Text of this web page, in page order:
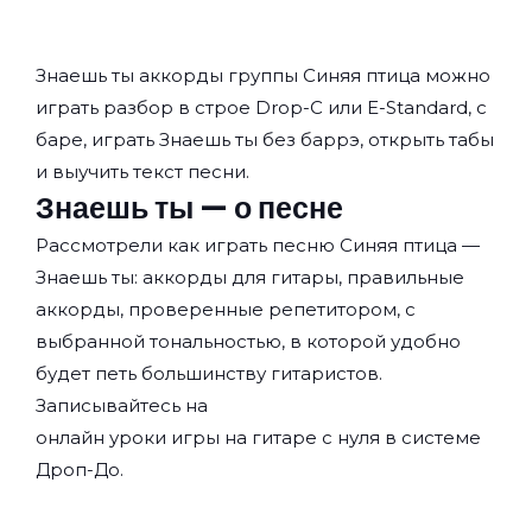
Знаешь ты аккорды группы Синяя птица можно
играть разбор в строе Drop-C или E-Standard, с
баре, играть Знаешь ты без баррэ, открыть табы
и выучить текст песни.
Знаешь ты — о песне
Рассмотрели как играть песню Синяя птица —
Знаешь ты: аккорды для гитары, правильные
аккорды, проверенные репетитором, с
выбранной тональностью, в которой удобно
будет петь большинству гитаристов.
Записывайтесь на
онлайн уроки игры на гитаре с нуля в системе
Дроп-До.